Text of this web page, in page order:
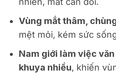
Vùng mắt thâm,
mệt mỏi, kém sức
Nam giới làm việc
khuya nhiều, khiến